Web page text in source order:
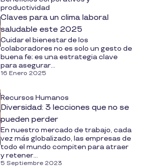
productividad
Claves para un clima laboral
saludable este 2025
Cuidar el bienestar de los
colaboradores no es solo un gesto de
buena fe; es una estrategia clave
para asegurar...
16 Enero 2025
Recursos Humanos
Diversidad: 3 lecciones que no se
pueden perder
En nuestro mercado de trabajo, cada
vez más globalizado, las empresas de
todo el mundo compiten para atraer
y retener...
5 Septiembre 2023